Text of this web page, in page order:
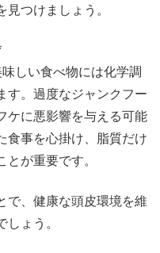
つけましょう。
しい食べ物には化学調
す。過度なジャンクフー
ケに悪影響を与える可能
食事を心掛け、脂質だけ
が重要です。
で、健康な頭皮環境を維
ょう。